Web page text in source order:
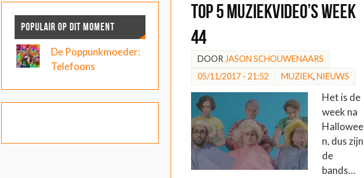
Top 5 muziekvideo’s week
44
DOOR JASON SCHOUWENAARS
05/11/2017 - 21:52
MUZIEK, NIEUWS
Het is de
week na
Hallowee
n, dus zijn
de
bands…
POPULAIR OP DIT MOMENT
De Poppunkmoeder:
Telefoons